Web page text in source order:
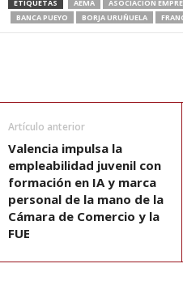
ETIQUETAS AEMA
ASOCIACIÓN
BANCA PUEYO
BORJA URUÑUELA
Artículo anterior
Valencia impulsa la
empleabilidad juvenil con
formación en IA y marca
personal de la mano de la
Cámara de Comercio y la
FUE